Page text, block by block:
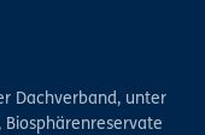
Dachverband, unter